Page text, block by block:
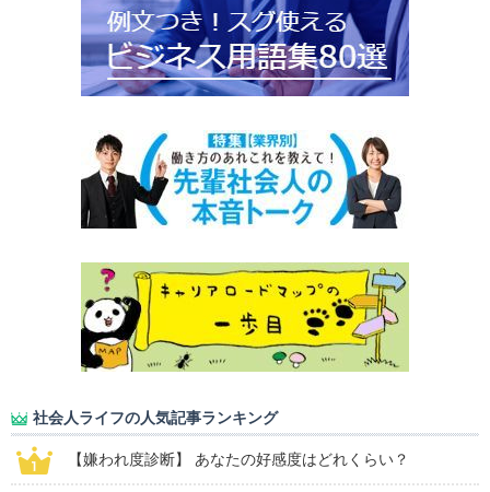
社会人ライフの人気記事ランキング
【嫌われ度診断】 あなたの好感度はどれくらい？